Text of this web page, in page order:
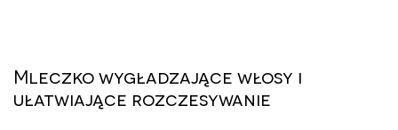
Mleczko wygładzające włosy i
ułatwiające rozczesywanie